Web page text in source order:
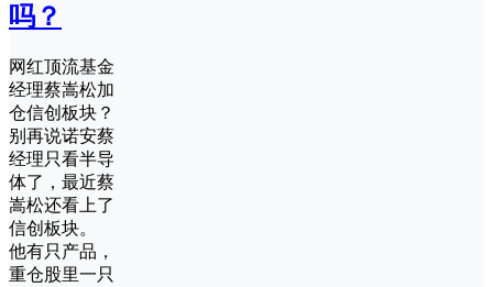
吗？
网红顶流基金
经理蔡嵩松加
仓信创板块？
别再说诺安蔡
经理只看半导
体了，最近蔡
嵩松还看上了
信创板块。
他有只产品，
重仓股里一只